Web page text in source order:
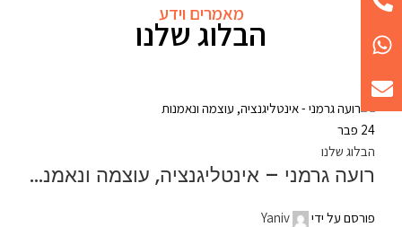
מאמרים וידע
הבלוג שלנו
24 פבר
הבלוג שלנו
רועה גרמני – אינטליגנציה, עוצמה ונאמנות
פורסם על ידי
Yaniv